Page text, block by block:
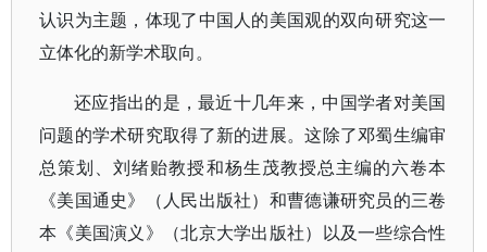
认识为主题，体现了中国人的美国观的双向研究这一
立体化的新学术取向。
还应指出的是，最近十几年来，中国学者对美国
问题的学术研究取得了新的进展。这除了邓蜀生编审
总策划、刘绪贻教授和杨生茂教授总主编的六卷本
《美国通史》（人民出版社）和曹德谦研究员的三卷
本《美国演义》（北京大学出版社）以及一些综合性